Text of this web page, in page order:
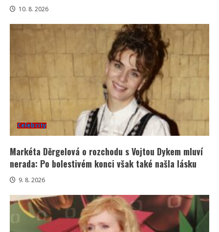
10. 8. 2026
Celebrity
Markéta Děrgelová o rozchodu s Vojtou Dykem mluví
nerada: Po bolestivém konci však také našla lásku
9. 8. 2026